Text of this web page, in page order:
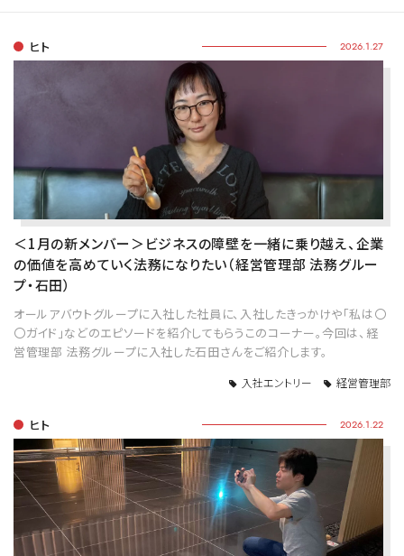
ヒト 2026.1.27
＜1月の新メンバー＞ビジネスの障壁を一緒に乗り越え、企業
の価値を高めていく法務になりたい（経営管理部 法務グルー
プ・石田）
オールアバウトグループに入社した社員に、入社したきっかけや「私は〇
〇ガイド」などのエピソードを紹介してもらうこのコーナー。今回は、経
営管理部 法務グループに入社した石田さんをご紹介します。
入社エントリー 経営管理部
ヒト 2026.1.22